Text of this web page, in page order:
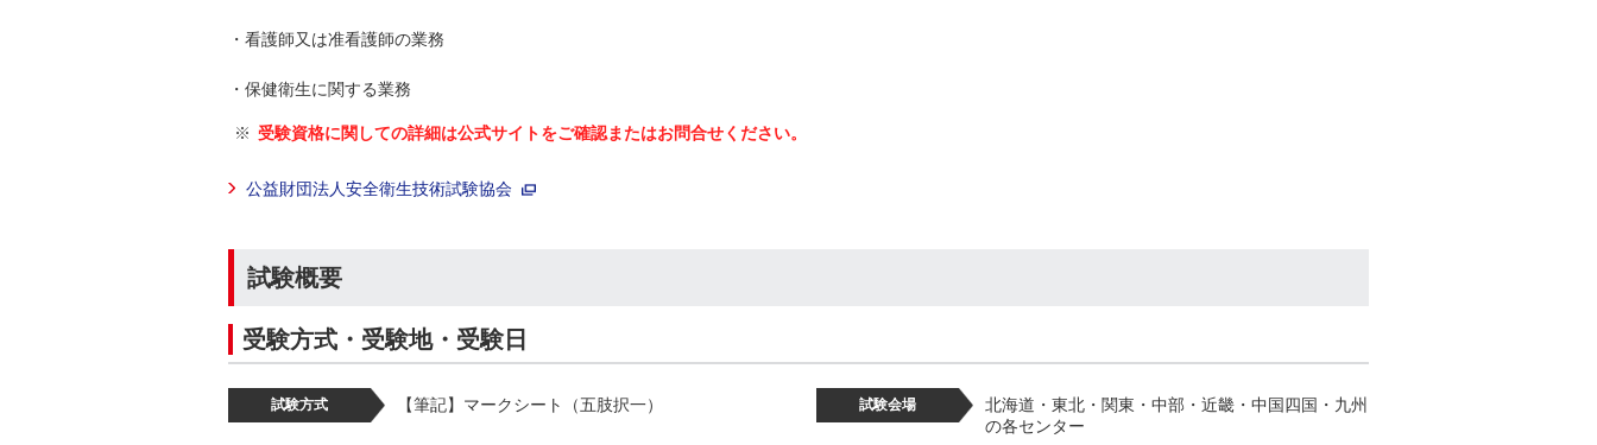
・看護師又は准看護師の業務
・保健衛生に関する業務
受験資格に関しての詳細は公式サイトをご確認またはお問合せください。
公益財団法人安全衛生技術試験協会
試験概要
受験方式・受験地・受験日
試験方式 【筆記】マークシート（五肢択一） 試験会場
北海道・東北・関東・中部・近畿・中国四国・九州
の各センター